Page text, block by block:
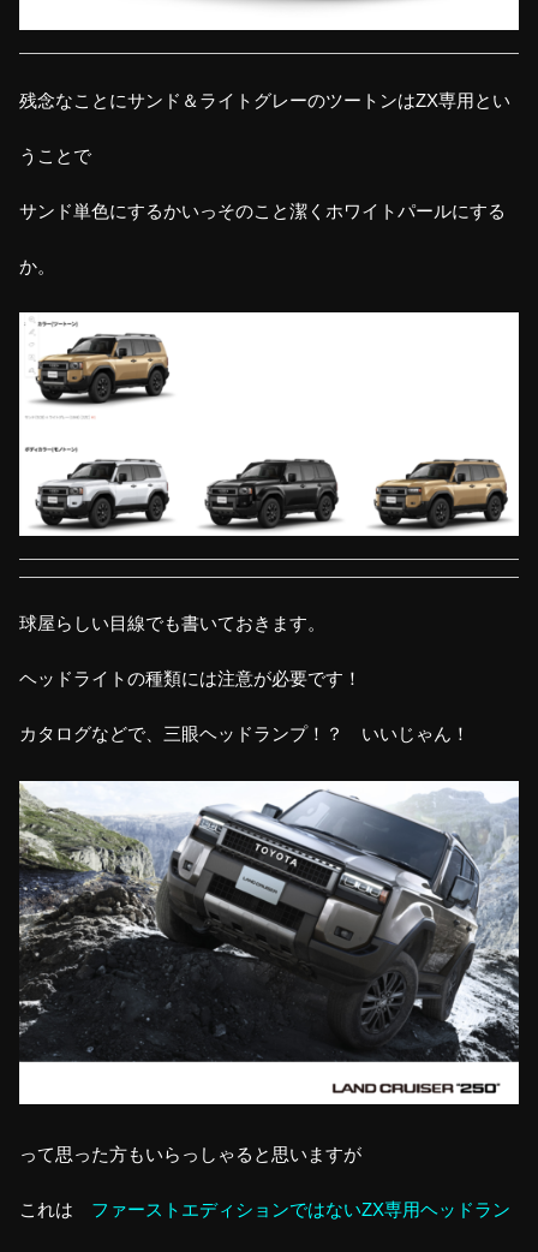
残念なことにサンド＆ライトグレーのツートンはZX専用とい
うことで
サンド単色にするかいっそのこと潔くホワイトパールにする
か。
球屋らしい目線でも書いておきます。
ヘッドライトの種類には注意が必要です！
カタログなどで、三眼ヘッドランプ！？ いいじゃん！
って思った方もいらっしゃると思いますが
これは ファーストエディションではないZX専用ヘッドラン